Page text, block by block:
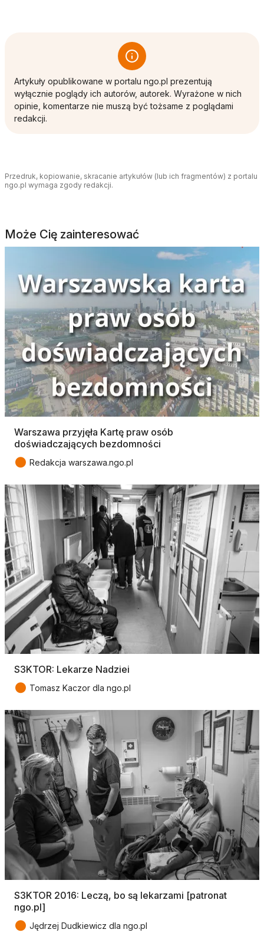
Artykuły opublikowane w portalu ngo.pl prezentują
wyłącznie poglądy ich autorów, autorek. Wyrażone w nich
opinie, komentarze nie muszą być tożsame z poglądami
redakcji.
Przedruk, kopiowanie, skracanie artykułów (lub ich fragmentów) z portalu
ngo.pl wymaga zgody redakcji.
Może Cię zainteresować
Warszawa przyjęła Kartę praw osób
doświadczających bezdomności
● Redakcja warszawa.ngo.pl
S3KTOR: Lekarze Nadziei
● Tomasz Kaczor dla ngo.pl
S3KTOR 2016: Leczą, bo są lekarzami [patronat
ngo.pl]
● Jędrzej Dudkiewicz dla ngo.pl